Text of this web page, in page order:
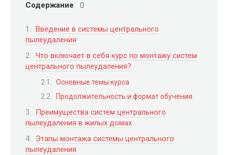
Содержание
Введение в системы центрального
пылеудаления
Что включает в себя курс по монтажу систем
центрального пылеудаления?
Основные темы курса
Продолжительность и формат обучения
Преимущества систем центрального
пылеудаления в жилых домах
Этапы монтажа системы центрального
пылеудаления